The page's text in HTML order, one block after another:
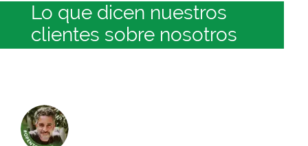
Lo que dicen nuestros
clientes sobre nosotros